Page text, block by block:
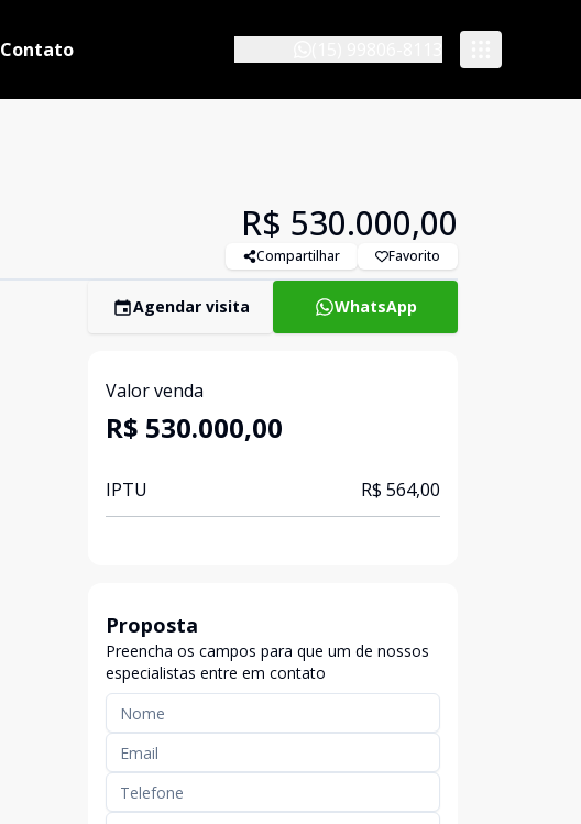
Contato
R$ 530.000,00
Compartilhar Favorito
Agendar visita WhatsApp
Valor venda
R$ 530.000,00
IPTU R$ 564,00
Proposta
Preencha os campos para que um de nossos
especialistas entre em contato